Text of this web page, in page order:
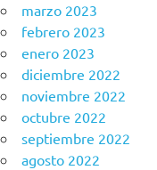
marzo 2023
febrero 2023
enero 2023
diciembre 2022
noviembre 2022
octubre 2022
septiembre 2022
agosto 2022